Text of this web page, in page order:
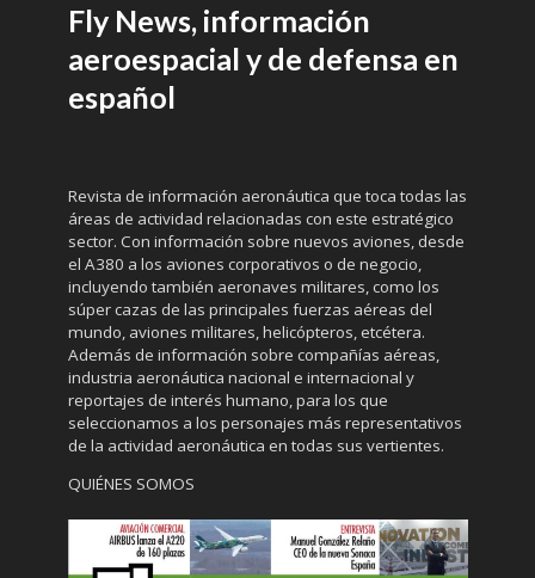
Fly News, información
aeroespacial y de defensa en
español
Revista de información aeronáutica que toca todas las
áreas de actividad relacionadas con este estratégico
sector. Con información sobre nuevos aviones, desde
el A380 a los aviones corporativos o de negocio,
incluyendo también aeronaves militares, como los
súper cazas de las principales fuerzas aéreas del
mundo, aviones militares, helicópteros, etcétera.
Además de información sobre compañías aéreas,
industria aeronáutica nacional e internacional y
reportajes de interés humano, para los que
seleccionamos a los personajes más representativos
de la actividad aeronáutica en todas sus vertientes.
QUIÉNES SOMOS